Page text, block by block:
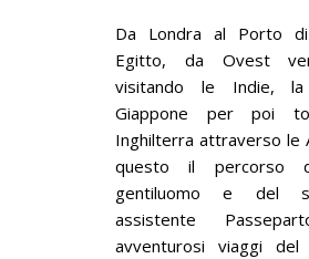
Da Londra al Porto
Egitto, da Ovest
visitando le Indie,
Giappone per poi
Inghilterra attraverso le
questo il percorso
gentiluomo e del
assistente
avventurosi viaggi del